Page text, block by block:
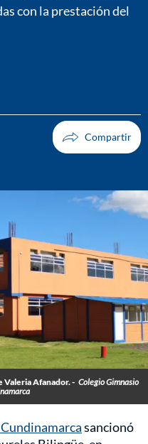
con la prestación del
Valeria Afanador. - Colegio Gimnasio
sancionó